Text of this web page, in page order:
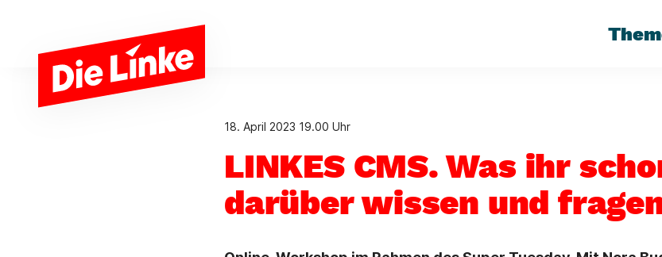
18. April 2023 19.00 Uhr
LINKES CMS. Was ihr
darüber wissen und